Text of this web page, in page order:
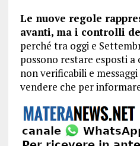
Le nuove regole
avanti, ma i controlli
perché tra oggi e
possono restare esposti a
non verificabili e
vendere che per